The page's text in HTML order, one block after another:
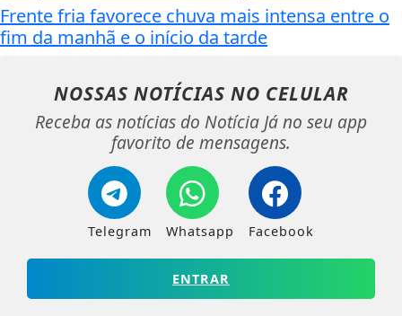
Frente fria favorece chuva mais intensa entre o
fim da manhã e o início da tarde
NOSSAS NOTÍCIAS NO CELULAR
Receba as notícias do Notícia Já no seu app
favorito de mensagens.
Telegram Whatsapp Facebook
ENTRAR